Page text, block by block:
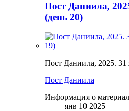
Пост Даниила,
(день 20)
Пост Даниила, 2025. 31
Пост Даниила
Информация о
янв 10 2025